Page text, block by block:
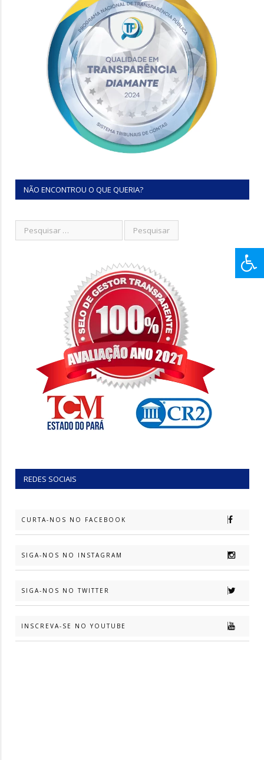
NÃO ENCONTROU O QUE QUERIA?
REDES SOCIAIS
CURTA-NOS NO FACEBOOK
SIGA-NOS NO INSTAGRAM
SIGA-NOS NO TWITTER
INSCREVA-SE NO YOUTUBE